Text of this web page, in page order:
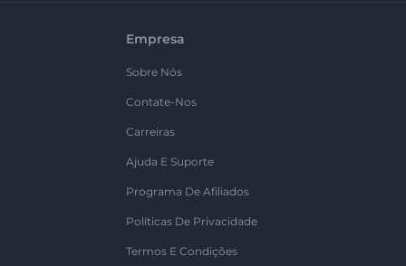
Empresa
Sobre Nós
Contate-Nos
Carreiras
Ajuda E Suporte
Programa De Afiliados
Políticas De Privacidade
Termos E Condições